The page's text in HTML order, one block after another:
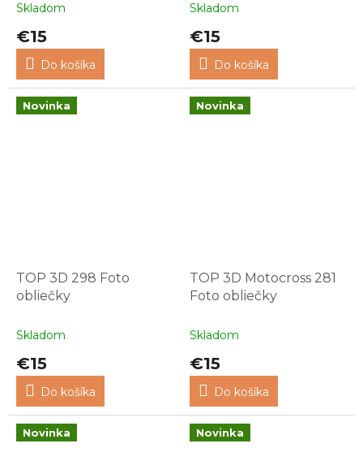
Skladom
€15
Do košíka
Skladom
€15
Do košíka
Novinka
TOP 3D 298 Foto
obliečky
Skladom
€15
Do košíka
Novinka
TOP 3D Motocross 281
Foto obliečky
Skladom
€15
Do košíka
Novinka Novinka